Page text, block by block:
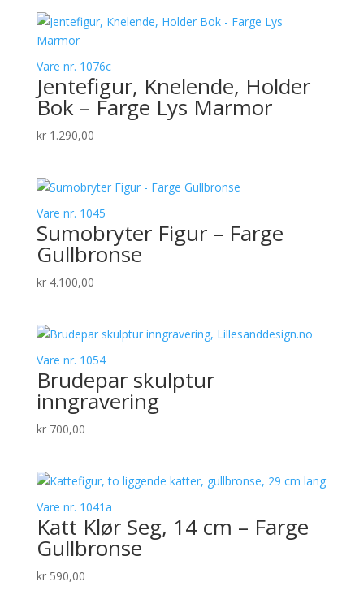
Vare nr. 1076c
Jentefigur, Knelende, Holder
Bok – Farge Lys Marmor
kr1.290,00
Vare nr. 1045
Sumobryter Figur – Farge
Gullbronse
kr4.100,00
Vare nr. 1054
Brudepar skulptur
inngravering
kr700,00
Vare nr. 1041a
Katt Klør Seg, 14 cm – Farge
Gullbronse
kr590,00